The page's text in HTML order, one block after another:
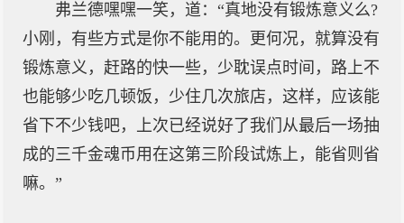
弗兰德嘿嘿一笑，道：“真地没有锻炼意义么?
小刚，有些方式是你不能用的。更何况，就算没有
锻炼意义，赶路的快一些，少耽误点时间，路上不
也能够少吃几顿饭，少住几次旅店，这样，应该能
省下不少钱吧，上次已经说好了我们从最后一场抽
成的三千金魂币用在这第三阶段试炼上，能省则省
嘛。”